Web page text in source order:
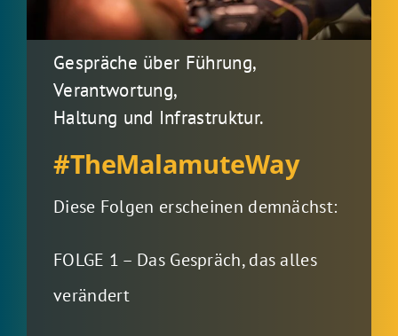
Gespräche über Führung,
Verantwortung,
Haltung und Infrastruktur.
#TheMalamuteWay
Diese Folgen erscheinen demnächst:
FOLGE 1 – Das Gespräch, das alles
verändert